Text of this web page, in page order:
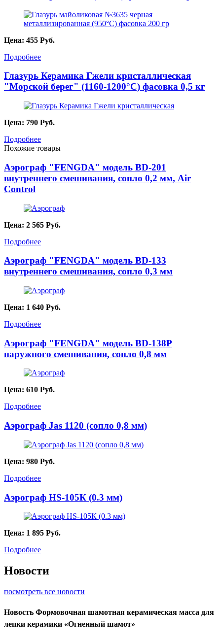
Цена: 455 Руб.
Подробнее
Глазурь Керамика Гжели кристаллическая
"Морской берег" (1160-1200°С) фасовка 0,5 кг
Цена: 790 Руб.
Подробнее
Похожие товары
Аэрограф "FENGDA" модель BD-201
внутреннего смешивания, сопло 0,2 мм, Air
Control
Цена: 2 565 Руб.
Подробнее
Аэрограф "FENGDA" модель BD-133
внутреннего смешивания, сопло 0,3 мм
Цена: 1 640 Руб.
Подробнее
Аэрограф "FENGDA" модель BD-138Р
наружного смешивания, сопло 0,8 мм
Цена: 610 Руб.
Подробнее
Аэрограф Jas 1120 (сопло 0,8 мм)
Цена: 980 Руб.
Подробнее
Аэрограф HS-105К (0.3 мм)
Цена: 1 895 Руб.
Подробнее
Новости
посмотреть все новости
Новость Формовочная шамотная керамическая масса для
лепки керамики «Огненный шамот»